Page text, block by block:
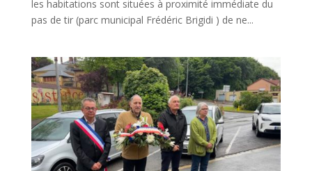
les habitations sont situées à proximité immédiate du
pas de tir (parc municipal Frédéric Brigidi ) de ne...